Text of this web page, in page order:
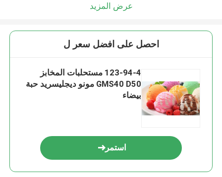
عرض المزيد
احصل على افضل سعر ل
123-94-4 مستحلبات المخابز
GMS40 D50 مونو ديجليسريد حبة
بيضاء
استمر